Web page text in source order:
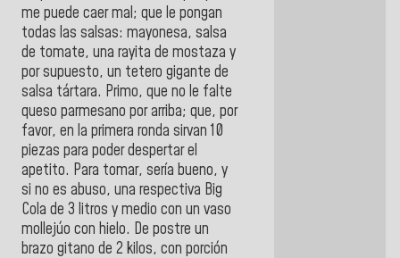
me puede caer mal; que le pongan
todas las salsas: mayonesa, salsa
de tomate, una rayita de mostaza y
por supuesto, un tetero gigante de
salsa tártara. Primo, que no le falte
queso parmesano por arriba; que, por
favor, en la primera ronda sirvan 10
piezas para poder despertar el
apetito. Para tomar, sería bueno, y
si no es abuso, una respectiva Big
Cola de 3 litros y medio con un vaso
mollejúo con hielo. De postre un
brazo gitano de 2 kilos, con porción